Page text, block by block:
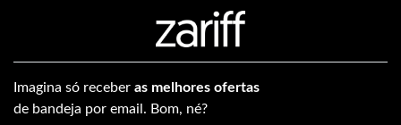
Imagina só receber as melhores ofertas
de bandeja por email. Bom, né?